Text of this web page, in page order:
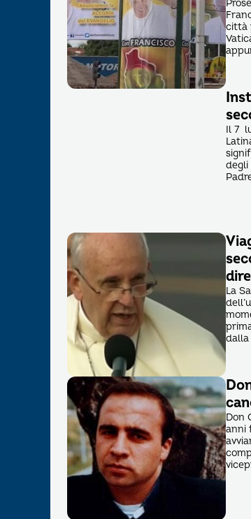
città
Il 7
degli
La
dalla
Don
anni